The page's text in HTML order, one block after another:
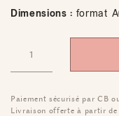
Dimensions : format
Paiement sécurisé par CB
Livraison offerte à partir de